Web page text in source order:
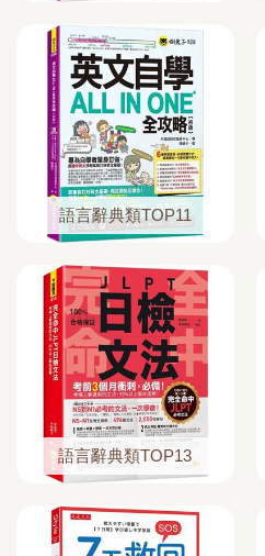
語言辭典類TOP11
語言辭典類TOP13